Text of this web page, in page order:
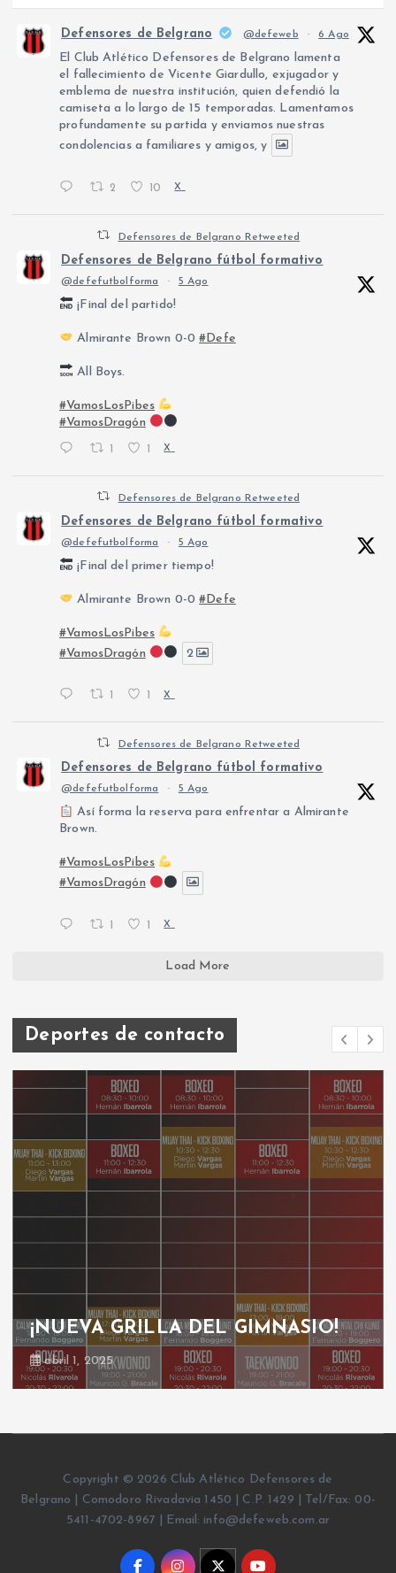
Defensores de Belgrano @defeweb · 6 Ago
El Club Atlético Defensores de Belgrano lamenta
el fallecimiento de Vicente Giardullo, exjugador y
emblema de nuestra institución, quien defendió la
camiseta a lo largo de 15 temporadas. Lamentamos
profundamente su partida y enviamos nuestras
condolencias a familiares y amigos, y
2 10 X
Defensores de Belgrano Retweeted
Defensores de Belgrano fútbol formativo
@defefutbolforma · 5 Ago
¡Final del partido!
Almirante Brown 0-0#Defe
All Boys.
#VamosLosPibes
#VamosDragón
1 1 X
Defensores de Belgrano Retweeted
Defensores de Belgrano fútbol formativo
@defefutbolforma · 5 Ago
¡Final del primer tiempo!
Almirante Brown 0-0#Defe
#VamosLosPibes
#VamosDragón
2
X
Defensores de Belgrano Retweeted
Defensores de Belgrano fútbol formativo
@defefutbolforma · 5 Ago
Así forma la reserva para enfrentar a Almirante
Brown.
#VamosLosPibes
#VamosDragón
1 1 X
Load More
Deportes de contacto
GRILLA GIMNASIO
octubre 30, 2024
Copyright © 2026 Club Atlético Defensores de
Belgrano | Comodoro Rivadavia 1450 | C.P. 1429 | Tel/Fax: 00-
5411-4702-8967 | Email: info@defeweb.com.ar